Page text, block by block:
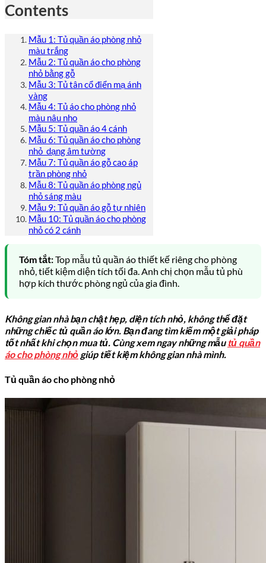
Contents
Mẫu 1: Tủ quần áo phòng nhỏ
màu trắng
Mẫu 2: Tủ quần áo cho phòng
nhỏ bằng gỗ
Mẫu 3: Tủ tân cổ điển mạ ánh
vàng
Mẫu 4: Tủ áo cho phòng nhỏ
màu nâu nho
Mẫu 5: Tủ quần áo 4 cánh
Mẫu 6: Tủ quần áo cho phòng
nhỏ dạng âm tường
Mẫu 7: Tủ quần áo gỗ cao áp
trần phòng nhỏ
Mẫu 8: Tủ quần áo phòng ngủ
nhỏ sáng màu
Mẫu 9: Tủ quần áo gỗ tự nhiên
Mẫu 10: Tủ quần áo cho phòng
nhỏ có 2 cánh
Tóm tắt:Top mẫu tủ quần áo thiết kế riêng cho phòng
nhỏ, tiết kiệm diện tích tối đa. Anh chị chọn mẫu tủ phù
hợp kích thước phòng ngủ của gia đình.
Không gian nhà bạn chật hẹp, diện tích nhỏ, không thể đặt
những chiếc tủ quần áo lớn. Bạn đang tìm kiếm một giải pháp
tốt nhất khi chọn mua tủ. Cùng xem ngay những mẫu tủ quần
áo cho phòng nhỏ giúp tiết kiệm không gian nhà mình.
Tủ quần áo cho phòng nhỏ